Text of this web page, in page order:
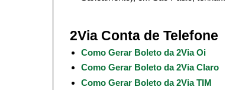
2Via Conta de Telefone
Como Gerar Boleto da 2Via Oi
Como Gerar Boleto da 2Via Claro
Como Gerar Boleto da 2Via TIM